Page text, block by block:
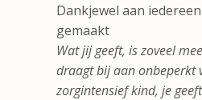
Dankjewel aan
gemaakt
Wat jij geeft, is zoveel
draagt bij aan onbeperkt
zorgintensief kind, je